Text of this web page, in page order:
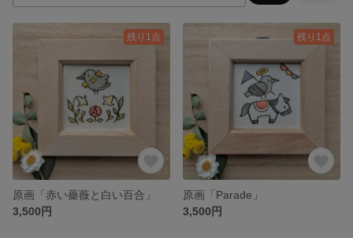
残り1点
原画「赤い薔薇と白い百合」
3,500円
残り1点
原画「Parade」
3,500円